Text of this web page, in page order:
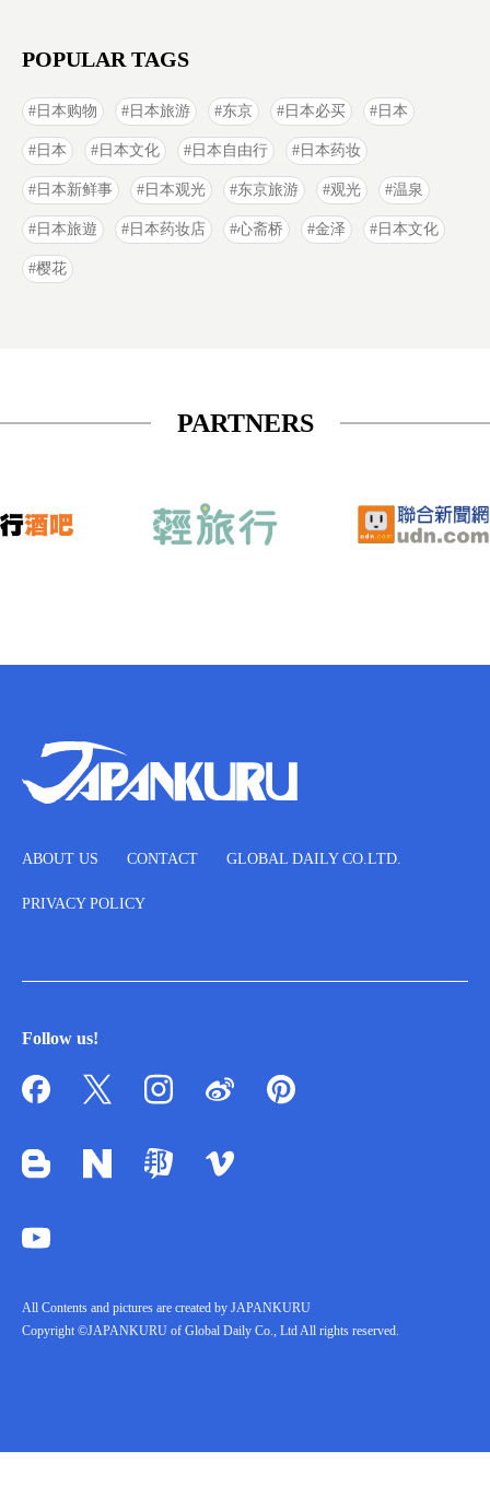
POPULAR TAGS
日本购物 日本旅游 东京 日本必买 日本
日本 日本文化 日本自由行 日本药妆
日本新鲜事 日本观光 东京旅游 观光 温泉
日本旅遊 日本药妆店 心斋桥 金泽 日本文化
樱花
PARTNERS
ABOUT US CONTACT GLOBAL DAILY CO.LTD.
PRIVACY POLICY
Follow us!
All Contents and pictures are created by JAPANKURU
Copyright ©JAPANKURU of Global Daily Co., Ltd All rights reserved.